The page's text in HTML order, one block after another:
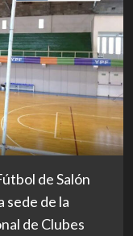
de Salón
sede de la
de Clubes